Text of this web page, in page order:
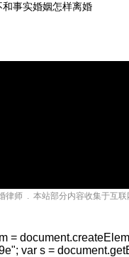
和事实婚姻怎样离婚
律师. 本站部分内容收集于互
=
var s =